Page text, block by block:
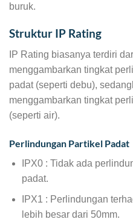
buruk.
Struktur IP Rating
IP Rating biasanya terdiri
menggambarkan tingkat
padat (seperti debu),
menggambarkan tingkat
(seperti air).
Perlindungan Partikel Padat
IPX0 : Tidak ada
padat.
IPX1 : Perlindungan
lebih besar dari 50mm.